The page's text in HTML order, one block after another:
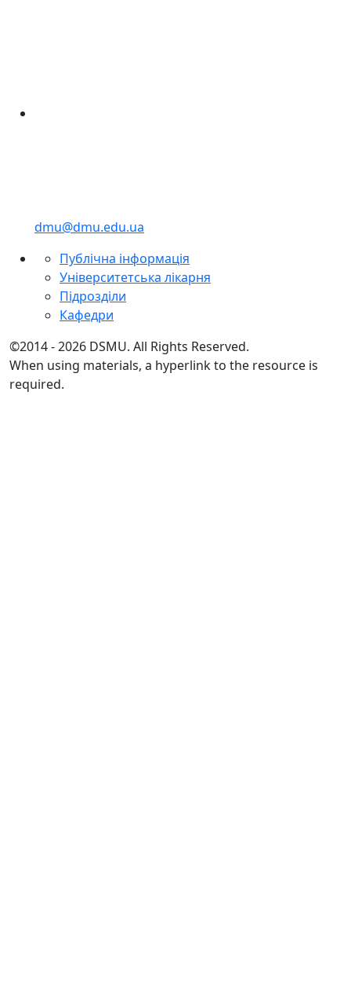
dmu@dmu.edu.ua
Публічна інформація
Університетська лікарня
Підрозділи
Кафедри
©2014 - 2026 DSMU. All Rights Reserved.
When using materials, a hyperlink to the resource is
required.